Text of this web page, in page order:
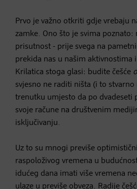
Prvo je važno otkriti gdje vrebaju
zamke. Ono što je svima poznato:
prisutnost - prije svega na
prekida nas u našim aktivnostima
Krilatica stoga glasi: budite češće
svjesno ne raditi ništa (i to stvarno
trenutku umjesto da po dvadeseti
svoje račune na društvenim
isključivanju.
Uz to su mnogi previše
raspoloživog vremena u
idućeg dana imati više vremena
ulaze u previše obveza. Radije